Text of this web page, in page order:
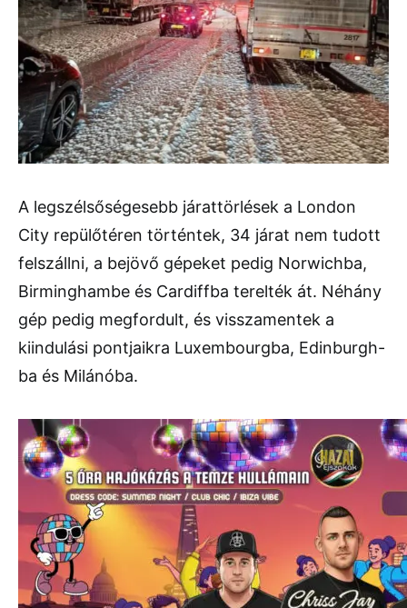
A legszélsőségesebb járattörlések a London
City repülőtéren történtek, 34 járat nem tudott
felszállni, a bejövő gépeket pedig Norwichba,
Birminghambe és Cardiffba terelték át. Néhány
gép pedig megfordult, és visszamentek a
kiindulási pontjaikra Luxembourgba, Edinburgh-
ba és Milánóba.